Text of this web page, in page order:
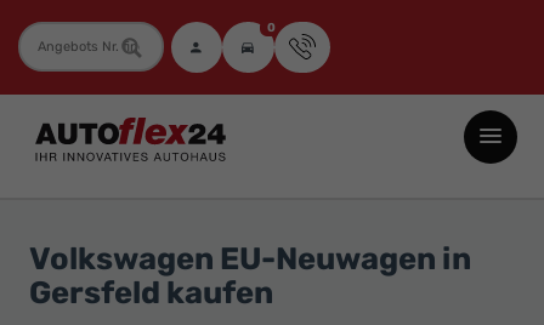
Fahrzeugnummer 0
Autoflex24
GmbH
Neuwagen
Jahreswagen
Volkswagen EU-Neuwagen in
Gersfeld kaufen